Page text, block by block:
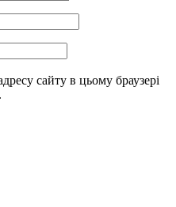
сайту в цьому браузері